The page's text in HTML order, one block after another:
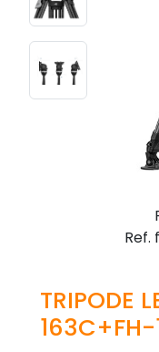
Ref.
TRIPODE
163C+FH-